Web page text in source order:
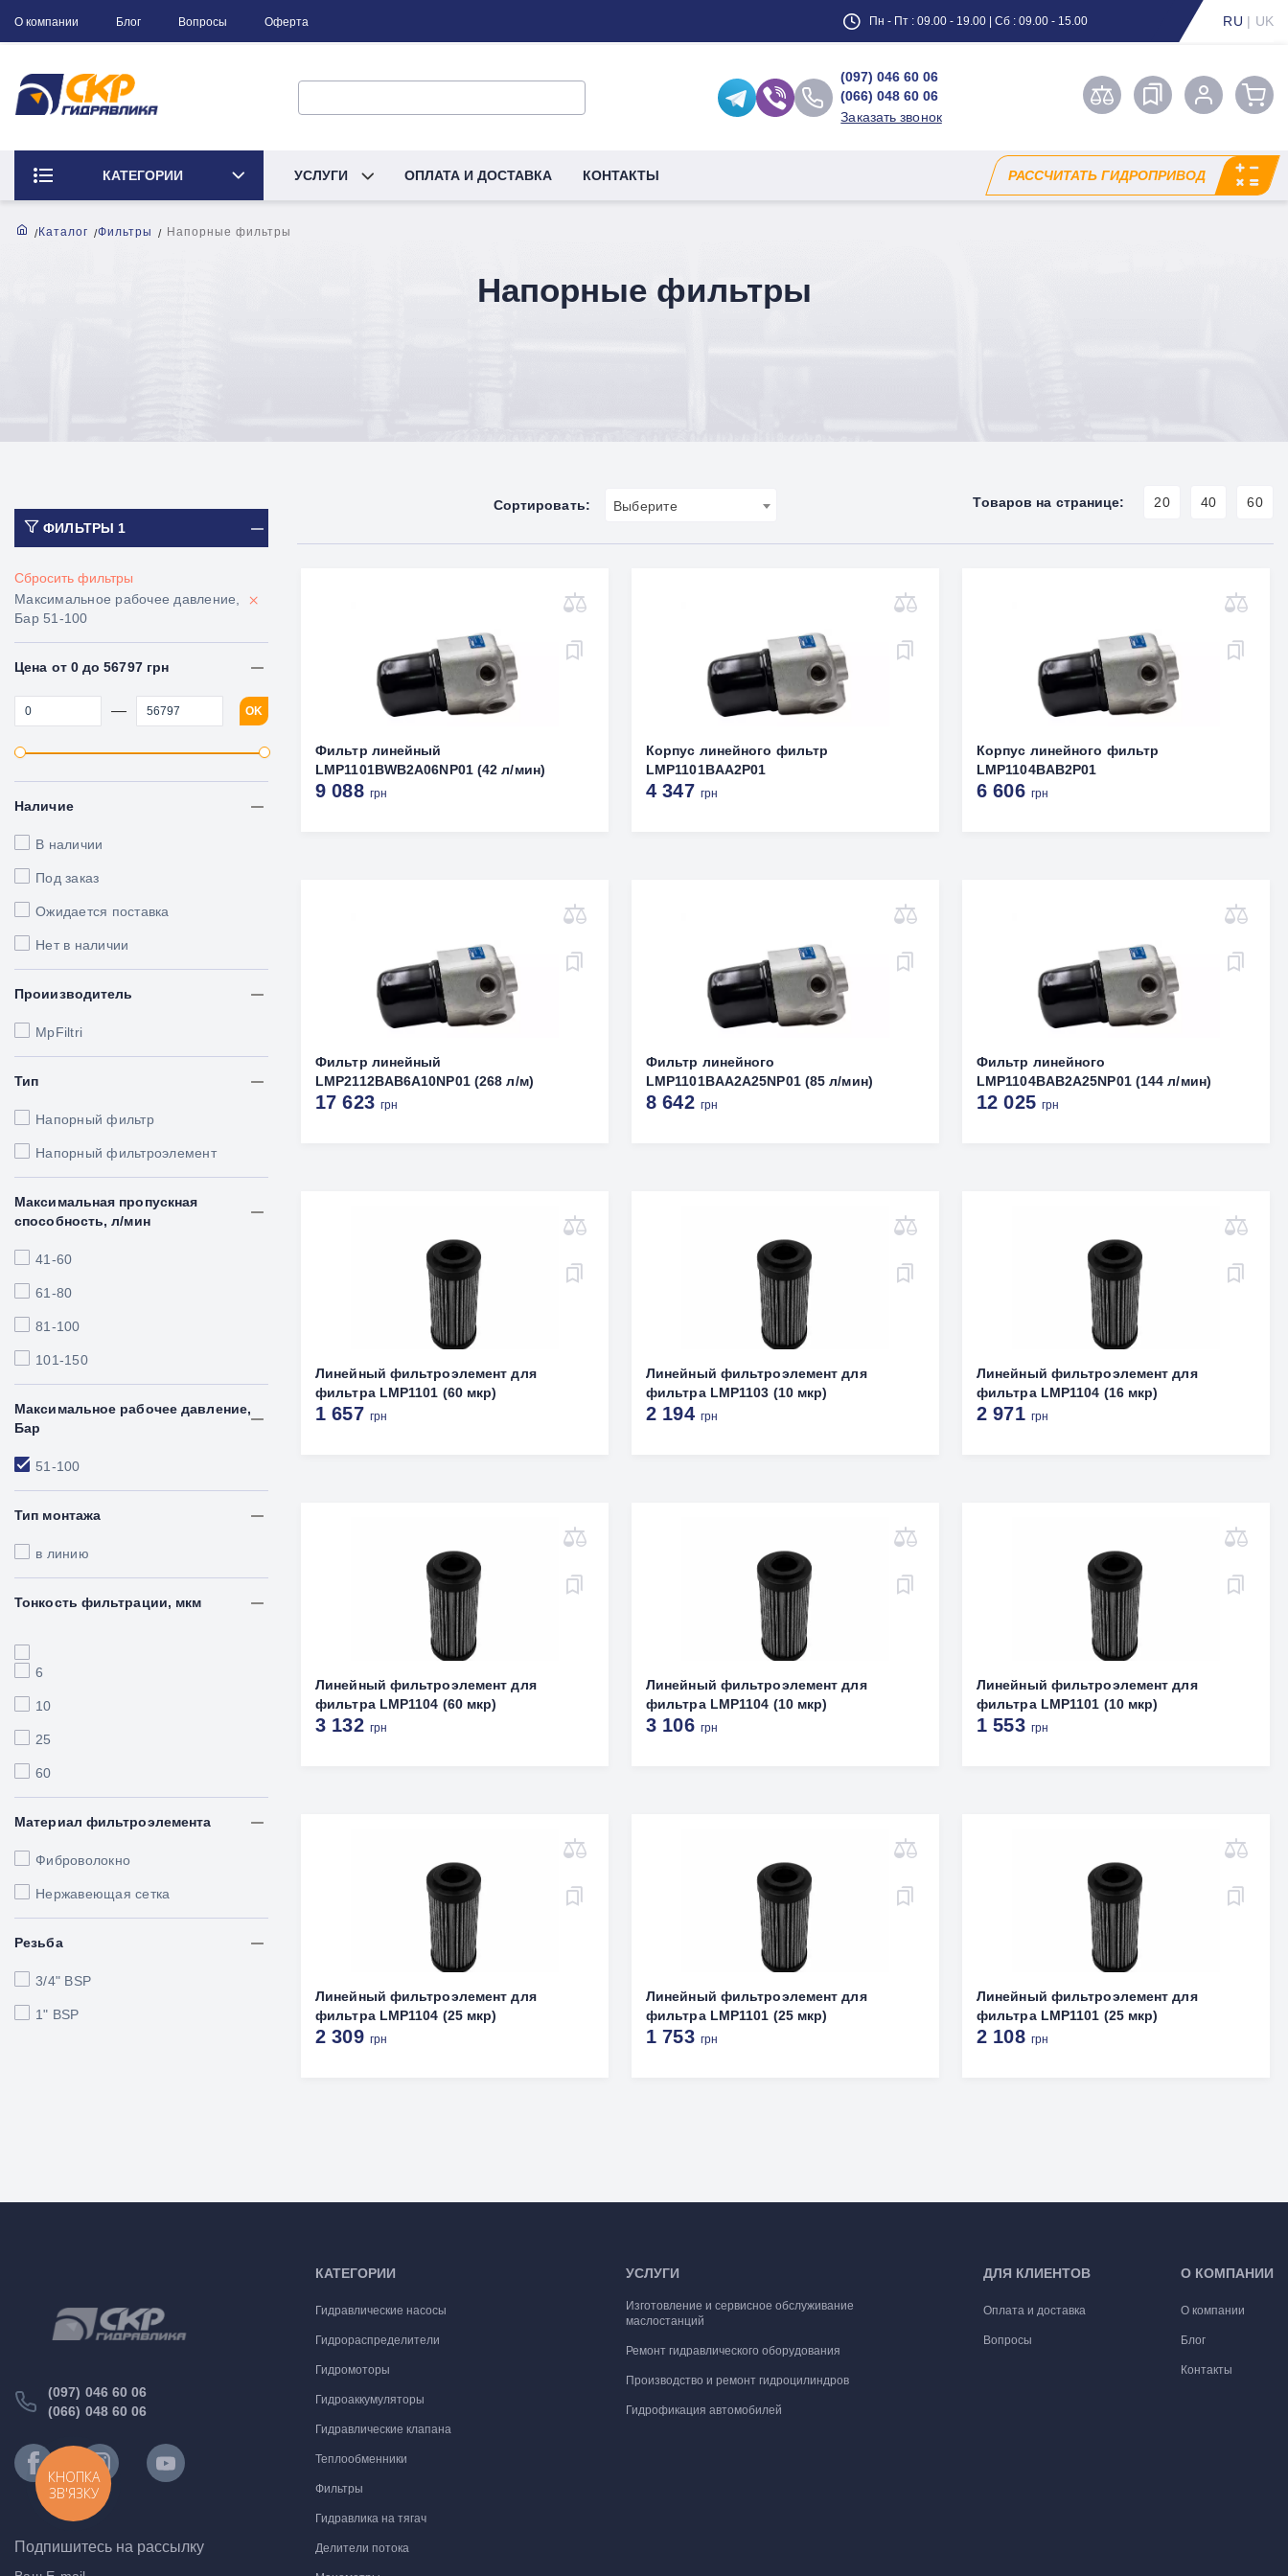
О компании Блог Вопросы Оферта Пн - Пт : 09.00 - 19.00 | Сб : 09.00 - 15.00 RU | UK
(097) 046 60 06
(066) 048 60 06
Заказать звонок
КАТЕГОРИИ УСЛУГИ ОПЛАТА И ДОСТАВКА КОНТАКТЫ РАССЧИТАТЬ ГИДРОПРИВОД
Каталог Фильтры Напорные фильтры
Напорные фильтры
ФИЛЬТРЫ 1
Сбросить фильтры
Максимальное рабочее давление,
Бар 51-100
×
Цена от 0 до 56797 грн
— OK
Наличие
В наличии
Под заказ
Ожидается поставка
Нет в наличии
Проиизводитель
MpFiltri
Тип
Напорный фильтр
Напорный фильтроэлемент
Максимальная пропускная
способность, л/мин
41-60
61-80
81-100
101-150
Максимальное рабочее давление,
Бар
51-100
Тип монтажа
в линию
Тонкость фильтрации, мкм
6
10
25
60
Материал фильтроэлемента
Фиброволокно
Нержавеющая сетка
Резьба
3/4" BSP
1" BSP
Сортировать: Выберите Товаров на странице: 20 40 60
Фильтр линейный
LMP1101BWB2A06NP01 (42 л/мин)
9 088 грн
Корпус линейного фильтр
LMP1101BAA2P01
4 347 грн
Корпус линейного фильтр
LMP1104BAB2P01
6 606 грн
Фильтр линейный
LMP2112BAB6A10NP01 (268 л/м)
17 623грн
Фильтр линейного
LMP1101BAA2A25NP01 (85 л/мин)
8 642 грн
Фильтр линейного
LMP1104BAB2A25NP01 (144 л/мин)
12 025 грн
Линейный фильтроэлемент для
фильтра LMP1101 (60 мкр)
1 657 грн
Линейный фильтроэлемент для
фильтра LMP1103 (10 мкр)
2 194 грн
Линейный фильтроэлемент для
фильтра LMP1104 (16 мкр)
2 971 грн
Линейный фильтроэлемент для
фильтра LMP1104 (60 мкр)
3 132 грн
Линейный фильтроэлемент для
фильтра LMP1104 (10 мкр)
3 106 грн
Линейный фильтроэлемент для
фильтра LMP1101 (10 мкр)
1 553 грн
Линейный фильтроэлемент для
фильтра LMP1104 (25 мкр)
2 309 грн
Линейный фильтроэлемент для
фильтра LMP1101 (25 мкр)
1 753 грн
Линейный фильтроэлемент для
фильтра LMP1101 (25 мкр)
2 108 грн
(097) 046 60 06
(066) 048 60 06
Подпишитесь на рассылку
КАТЕГОРИИ
Гидравлические насосы
Гидрораспределители
Гидромоторы
Гидроаккумуляторы
Гидравлические клапана
Теплообменники
Фильтры
Гидравлика на тягач
Делители потока
УСЛУГИ
Изготовление и сервисное обслуживание
маслостанций
Ремонт гидравлического оборудования
Производство и ремонт гидроцилиндров
Гидрофикация автомобилей
ДЛЯ КЛИЕНТОВ
Оплата и доставка
Вопросы
О КОМПАНИИ
О компании
Блог
Контакты
КНОПКА
ЗВ'ЯЗКУ